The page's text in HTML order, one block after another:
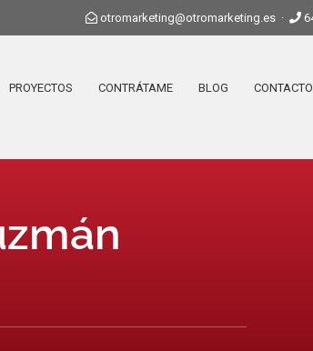
otromarketing@otromarketing.es ·
PROYECTOS CONTRÁTAME BLOG CONTACTO